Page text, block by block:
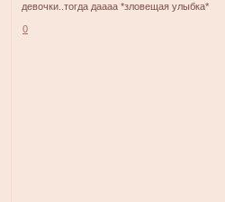
девочки..тогда даааа *зловещая улыбка*
0